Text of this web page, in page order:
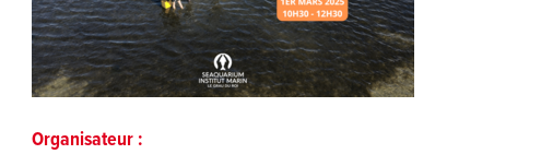
Organisateur :